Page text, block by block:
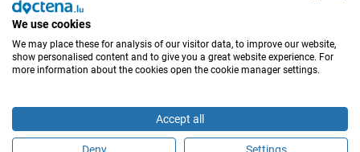
Gynaecoloog in
Luxemburg
Zie alle →
NEEM IN GEVAL VAN NOOD CONTACT OP MET : 112
We use cookies
We may place these for analysis of our visitor data, to improve our website,
show personalised content and to give you a great website experience. For
more information about the cookies open the cookie manager settings.
Accept all